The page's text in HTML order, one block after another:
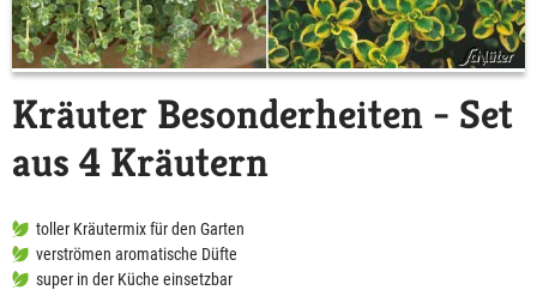
Kräuter Besonderheiten - Set
aus 4 Kräutern
toller Kräutermix für den Garten
verströmen aromatische Düfte
super in der Küche einsetzbar